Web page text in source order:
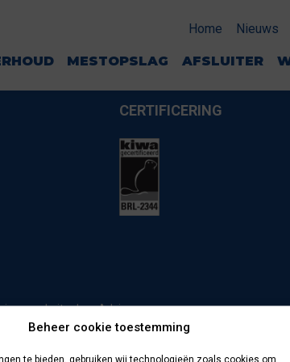
Beheer cookie toestemming
te bieden, gebruiken wij technologieën zoals cookies om
Home Nieuws
MESTOPSLAG AFSLUITER
CERTIFICERING
website doorAdvice